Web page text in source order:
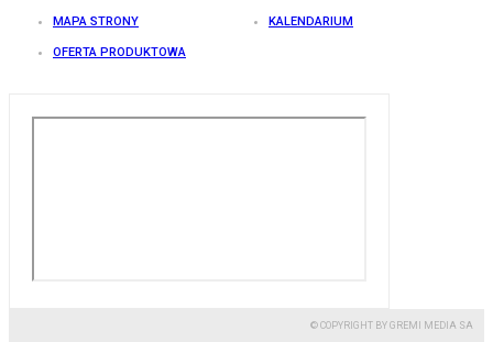
MAPA STRONY KALENDARIUM
OFERTA PRODUKTOWA
© COPYRIGHT BY GREMI MEDIA SA